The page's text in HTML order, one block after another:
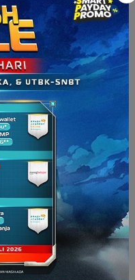
dan membuat mereka
membimbing atau
segala hal. Namun,
untuk bertindak dengan
pada masalah, orang
Akibatnya,
tua. Mereka tidak
masalahnya sendiri.
memberikan mereka